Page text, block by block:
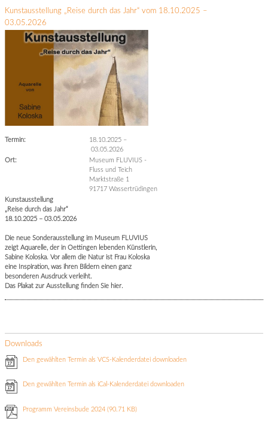
Kunstausstellung „Reise durch das Jahr“ vom 18.10.2025 –
03.05.2026
Termin: 18.10.2025 –
03.05.2026
Ort:
Museum FLUVIUS -
Fluss und Teich
Marktstraße 1
91717 Wassertrüdingen
Kunstausstellung
„Reise durch das Jahr“
18.10.2025 – 03.05.2026
Die neue Sonderausstellung im Museum FLUVIUS
zeigt Aquarelle, der in Oettingen lebenden Künstlerin,
Sabine Koloska. Vor allem die Natur ist Frau Koloska
eine Inspiration, was ihren Bildern einen ganz
besonderen Ausdruck verleiht.
Das Plakat zur Ausstellung finden Sie hier.
Downloads
Den gewählten Termin als VCS-Kalenderdatei downloaden
Den gewählten Termin als iCal-Kalenderdatei downloaden
Programm Vereinsbude 2024(90.71 KB)